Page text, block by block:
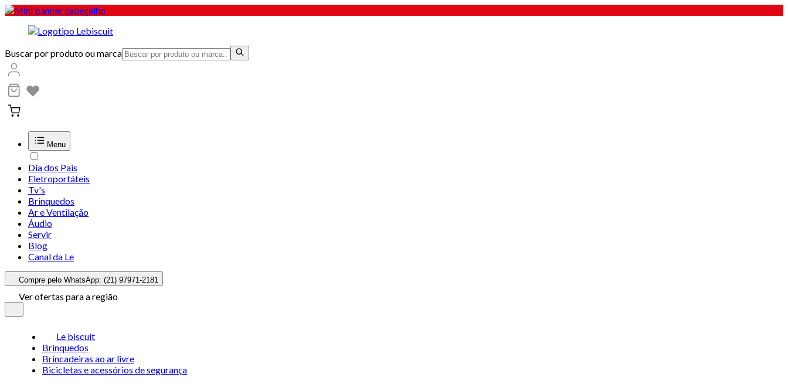
Buscar por produto ou marca
Menu
Dia dos Pais
Eletroportáteis
Tv's
Brinquedos
Ar e Ventilação
Áudio
Servir
Blog
Canal da Le
Compre pelo WhatsApp: (21) 97971-2181
Ver ofertas para a região
Le biscuit
Brinquedos
Brincadeiras ao ar livre
Bicicletas e acessórios de segurança